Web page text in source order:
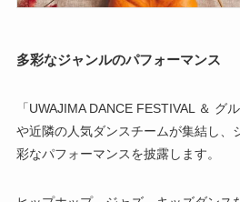
多彩なジャンルのパフォーマンス
「UWAJIMA DANCE FESTIVAL ＆ グ
や近隣の人気ダンスチームが集結し、
彩なパフォーマンスを披露します。